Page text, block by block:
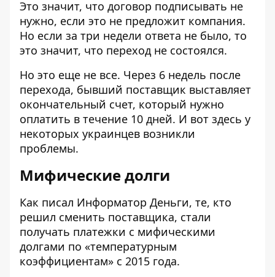
Это значит, что договор подписывать не
нужно, если это не предложит компания.
Но если за три недели ответа не было, то
это значит, что переход не состоялся.
Но это еще не все. Через 6 недель после
перехода, бывший поставщик выставляет
окончательный счет, который нужно
оплатить в течение 10 дней. И вот здесь у
некоторых украинцев возникли
проблемы.
Мифические долги
Как писал Информатор Деньги, те, кто
решил сменить поставщика, стали
получать платежки с мифическими
долгами по «температурным
коэффициентам» с 2015 года.